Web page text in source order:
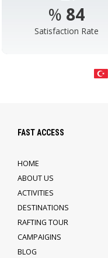
% 98
Satisfaction Rate
FAST ACCESS
HOME
ABOUT US
ACTIVITIES
DESTINATIONS
RAFTING TOUR
CAMPAIGINS
BLOG